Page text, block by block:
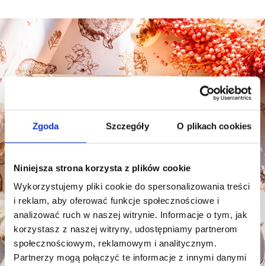
Zgoda Szczegóły O plikach cookies
Niniejsza strona korzysta z plików cookie
Wykorzystujemy pliki cookie do spersonalizowania treści
i reklam, aby oferować funkcje społecznościowe i
analizować ruch w naszej witrynie. Informacje o tym, jak
korzystasz z naszej witryny, udostępniamy partnerom
społecznościowym, reklamowym i analitycznym.
Partnerzy mogą połączyć te informacje z innymi danymi